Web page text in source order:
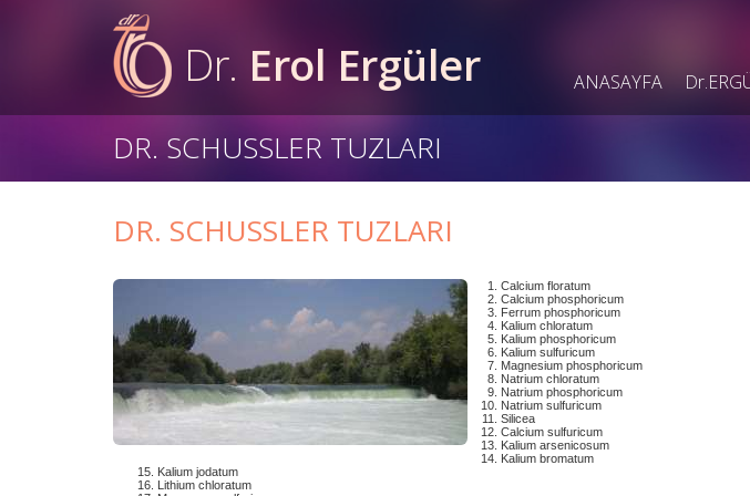
Dr. Erol Ergüler ANASAYFA
DR. SCHUSSLER TUZLARI
DR. SCHUSSLER TUZLARI
Calcium floratum
Calcium phosphoricum
Ferrum phosphoricum
Kalium chloratum
Kalium phosphoricum
Kalium sulfuricum
Magnesium phosphoricum
Natrium chloratum
Natrium phosphoricum
Natrium sulfuricum
Silicea
Calcium sulfuricum
Kalium arsenicosum
Kalium bromatum
Kalium jodatum
Lithium chloratum